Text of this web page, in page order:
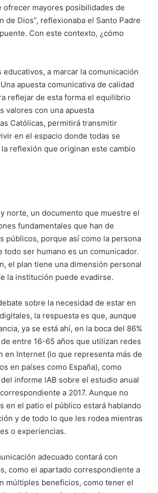
mayores posibilidades de
Dios”, reflexionaba el Santo Padre
Con este contexto, ¿cómo
a marcar la comunicación
apuesta comunicativa de calidad
reflejar de esta forma el equilibrio
valores con una apuesta
Católicas, permitirá transmitir
en el espacio donde todas se
reflexión que originan este cambio
norte, un documento que muestre el
fundamentales que han de
públicos, porque así como la persona
ser humano es un comunicador.
el plan tiene una dimensión personal
la institución puede evadirse.
sobre la necesidad de estar en
la respuesta es que, aunque
ya se está ahí, en la boca del 86%
entre 16-65 años que utilizan redes
en Internet (lo que representa más de
en países como España), como
informe IAB sobre el estudio anual
a 2017. Aunque no
en el patio el público estará hablando
y de todo lo que les rodea mientras
o experiencias.
adecuado contará con
como el apartado correspondiente a
múltiples beneficios, como tener el